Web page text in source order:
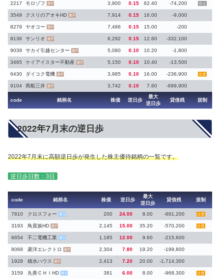
2217 モロゾフ 東P 3,900 0.15 62.40 -74,200 停止
3549 クスリのアオキHD 東P 7,914 0.15 16.00 -9,000
8279 ヤオコー 東P 7,486 0.15 15.00 -200
8136 サンリオ 東P 6,292 0.15 12.60 -332,100
9039 サカイ引越センター 東P 5,080 0.10 10.20 -1,800
3465 ケイアイスター不動産 東P 5,150 0.10 10.40 -13,500
6430 ダイコク電機 東P 3,985 0.10 16.00 -236,900 注意
9104 商船三井 東P 3,742 0.10 7.60 -699,900
code 銘柄名 株価 逆日歩
最大
逆日歩
貸借残 規制
2022年7月末の逆日歩
2022年7月末に高額逆日歩が発生した株主優待銘柄の一覧です。
逆日歩日数：3日
code 銘柄名 株価 逆日歩
最大
逆日歩
貸借残 規制
7810 クロスフォー 東S 200 24.00 8.00 -691,200 注意
3193 鳥貴族HD 東P 2,145 15.00 35.20 -570,200 注意
6654 不二電機工業 東S 1,185 12.00 9.60 -215,600
8068 菱洋エレクトロ 東P 2,304 7.80 19.20 -199,800
1928 積水ハウス 東P 2,413 7.20 20.00 -1,714,300
3159 丸善ＣＨＩHD 東S 381 6.00 8.00 -968,300 注意